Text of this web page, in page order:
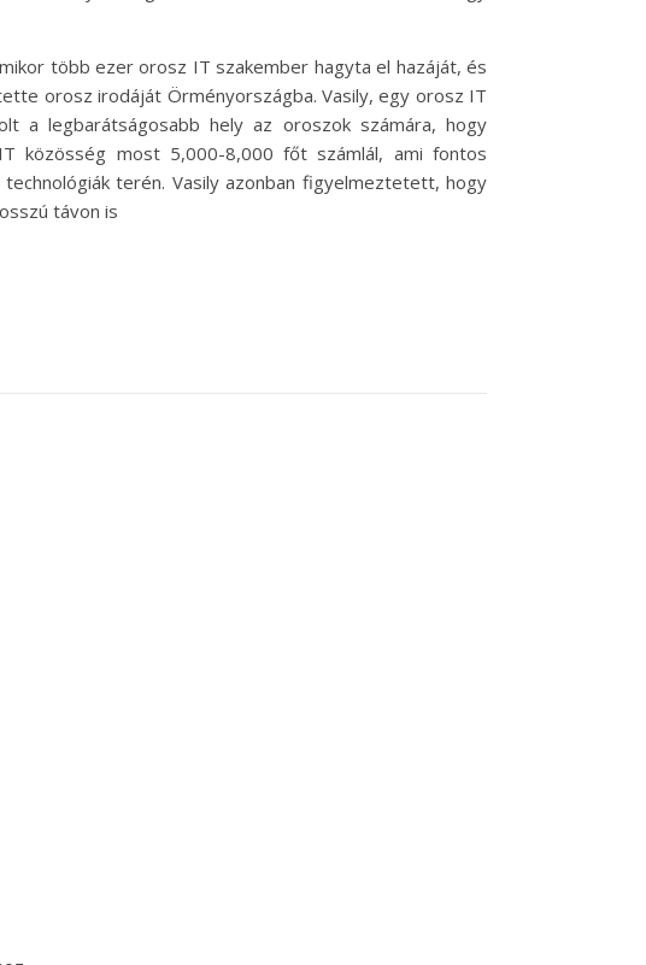
több ezer orosz IT szakember hagyta el hazáját, és
orosz irodáját Örményországba. Vasily, egy orosz IT
a legbarátságosabb hely az oroszok számára, hogy
közösség most 5,000-8,000 főt számlál, ami fontos
terén. Vasily azonban figyelmeztetett, hogy
távon is